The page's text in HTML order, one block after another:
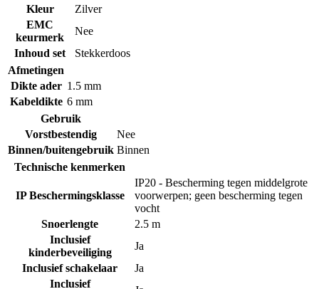
Kleur
Zilver
EMC
keurmerk
Nee
Inhoud set
Stekkerdoos
Afmetingen
Dikte ader 1.5 mm
Kabeldikte 6 mm
Gebruik
Vorstbestendig
Nee
Binnen/buitengebruik Binnen
Technische kenmerken
IP Beschermingsklasse
IP20 - Bescherming tegen middelgrote
voorwerpen; geen bescherming tegen
vocht
Snoerlengte
2.5 m
Inclusief
kinderbeveiliging
Ja
Inclusief schakelaar
Ja
Inclusief